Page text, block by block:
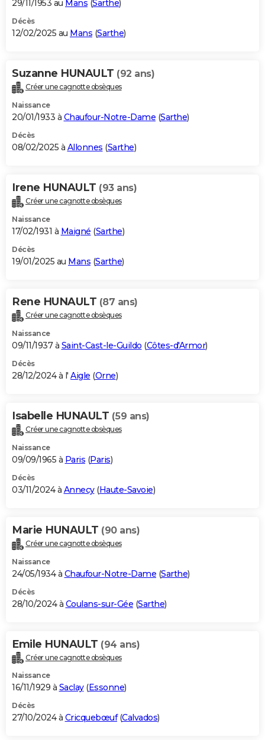
29/11/1953 au Mans (Sarthe)
Décès
12/02/2025 au Mans (Sarthe)
Suzanne HUNAULT (92 ans)
Créer une cagnotte obsèques
Naissance
20/01/1933 à Chaufour-Notre-Dame (Sarthe)
Décès
08/02/2025 à Allonnes (Sarthe)
Irene HUNAULT (93 ans)
Créer une cagnotte obsèques
Naissance
17/02/1931 à Maigné (Sarthe)
Décès
19/01/2025 au Mans (Sarthe)
Rene HUNAULT (87 ans)
Créer une cagnotte obsèques
Naissance
09/11/1937 à Saint-Cast-le-Guildo (Côtes-d'Armor)
Décès
28/12/2024 à l' Aigle (Orne)
Isabelle HUNAULT (59 ans)
Créer une cagnotte obsèques
Naissance
09/09/1965 à Paris (Paris)
Décès
03/11/2024 à Annecy(Haute-Savoie)
Marie HUNAULT (90 ans)
Créer une cagnotte obsèques
Naissance
24/05/1934 à Chaufour-Notre-Dame (Sarthe)
Décès
28/10/2024 à Coulans-sur-Gée (Sarthe)
Emile HUNAULT (94 ans)
Créer une cagnotte obsèques
Naissance
16/11/1929 à Saclay(Essonne)
Décès
27/10/2024 à Cricquebœuf(Calvados)